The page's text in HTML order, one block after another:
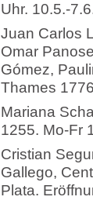
Uhr. 10.5.-
Juan Carlos
Omar
Gómez,
Thames
Mariana
1255. Mo-Fr
Cristian
Gallego,
Plata.